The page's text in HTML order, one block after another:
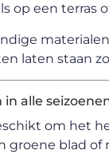
op een terras
laten staan
alle
om het
groene blad